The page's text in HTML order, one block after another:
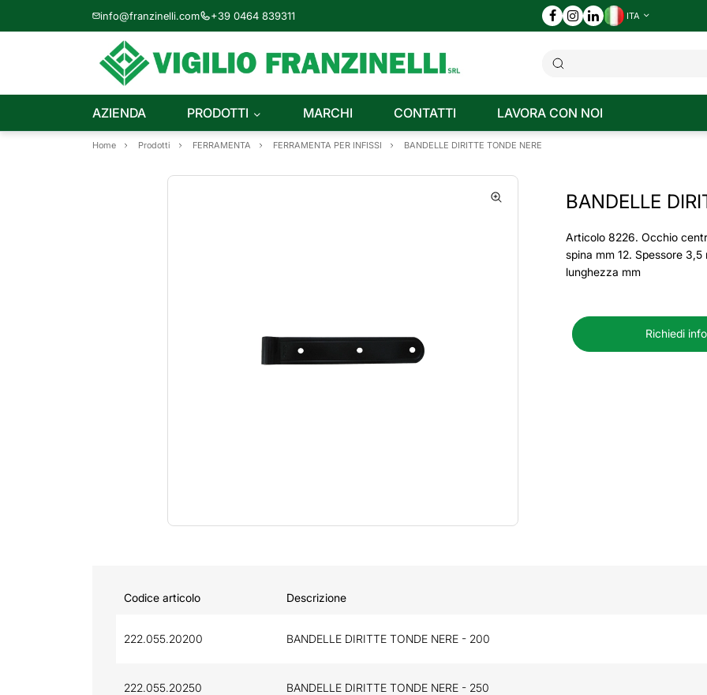
info@franzinelli.com +39 0464 839311 ITA
AZIENDA PRODOTTI MARCHI CONTATTI LAVORA CON NOI
Home Prodotti FERRAMENTA FERRAMENTA PER INFISSI BANDELLE DIRITTE TONDE NERE
BANDELLE
Articolo 8226. Occhio
spina mm 12. Spessore 3,5
lunghezza mm
Richiedi
Codice articolo Descrizione
222.055.20200 BANDELLE DIRITTE TONDE NERE - 200
222.055.20250 BANDELLE DIRITTE TONDE NERE - 250